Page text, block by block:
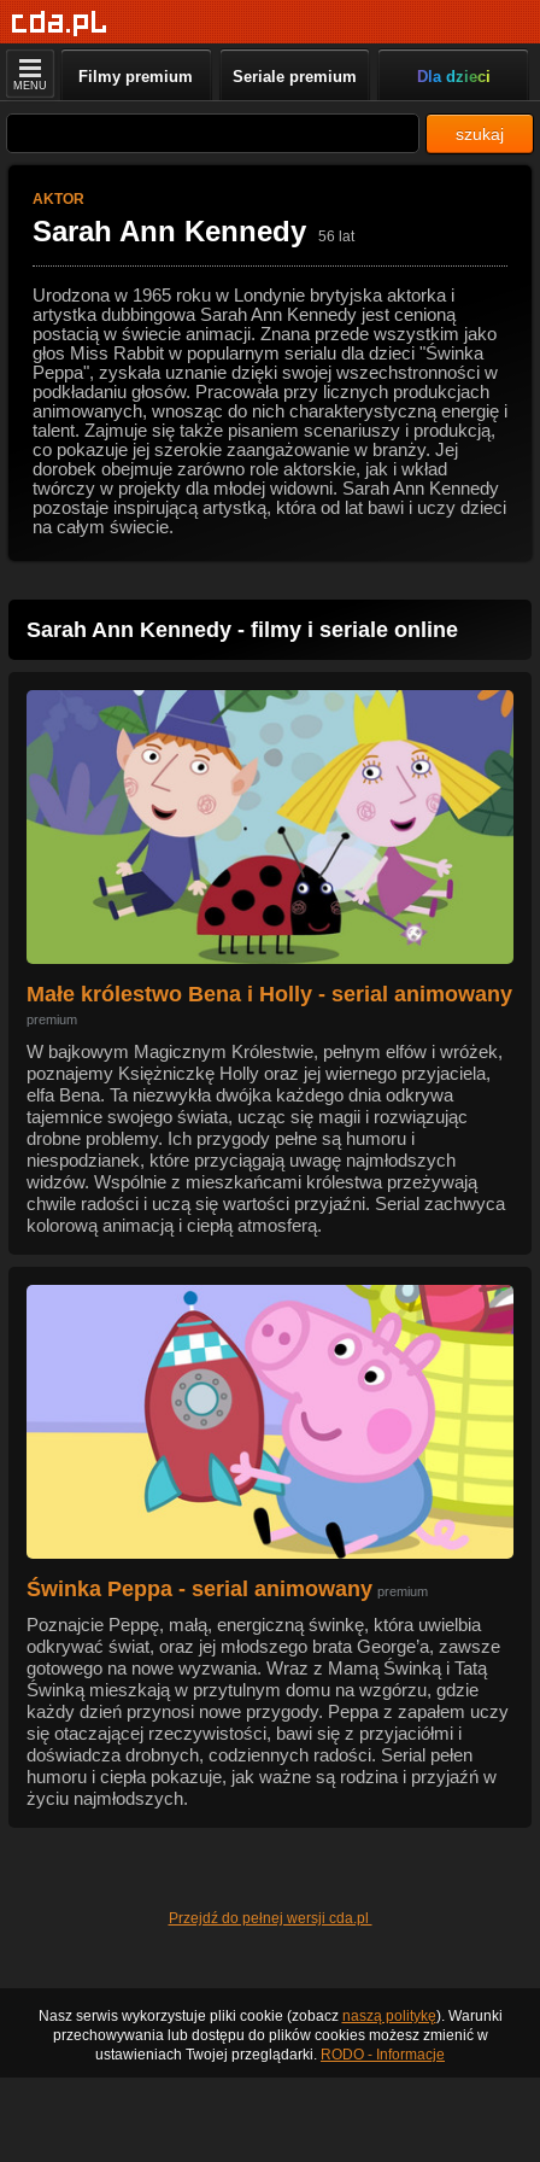
MENU Filmy premium Seriale premium Dla dzieci
szukaj
AKTOR
Sarah Ann Kennedy 56 lat
Urodzona w 1965 roku w Londynie brytyjska aktorka i
artystka dubbingowa Sarah Ann Kennedy jest cenioną
postacią w świecie animacji. Znana przede wszystkim jako
głos Miss Rabbit w popularnym serialu dla dzieci "Świnka
Peppa", zyskała uznanie dzięki swojej wszechstronności w
podkładaniu głosów. Pracowała przy licznych produkcjach
animowanych, wnosząc do nich charakterystyczną energię i
talent. Zajmuje się także pisaniem scenariuszy i produkcją,
co pokazuje jej szerokie zaangażowanie w branży. Jej
dorobek obejmuje zarówno role aktorskie, jak i wkład
twórczy w projekty dla młodej widowni. Sarah Ann Kennedy
pozostaje inspirującą artystką, która od lat bawi i uczy dzieci
na całym świecie.
Sarah Ann Kennedy - filmy i seriale online
Małe królestwo Bena i Holly - serial animowany
premium
W bajkowym Magicznym Królestwie, pełnym elfów i wróżek,
poznajemy Księżniczkę Holly oraz jej wiernego przyjaciela,
elfa Bena. Ta niezwykła dwójka każdego dnia odkrywa
tajemnice swojego świata, ucząc się magii i rozwiązując
drobne problemy. Ich przygody pełne są humoru i
niespodzianek, które przyciągają uwagę najmłodszych
widzów. Wspólnie z mieszkańcami królestwa przeżywają
chwile radości i uczą się wartości przyjaźni. Serial zachwyca
kolorową animacją i ciepłą atmosferą.
Świnka Peppa - serial animowany premium
Poznajcie Peppę, małą, energiczną świnkę, która uwielbia
odkrywać świat, oraz jej młodszego brata George’a, zawsze
gotowego na nowe wyzwania. Wraz z Mamą Świnką i Tatą
Świnką mieszkają w przytulnym domu na wzgórzu, gdzie
każdy dzień przynosi nowe przygody. Peppa z zapałem uczy
się otaczającej rzeczywistości, bawi się z przyjaciółmi i
doświadcza drobnych, codziennych radości. Serial pełen
humoru i ciepła pokazuje, jak ważne są rodzina i przyjaźń w
życiu najmłodszych.
Przejdź do pełnej wersji cda.pl
Nasz serwis wykorzystuje pliki cookie (zobacz naszą politykę). Warunki
przechowywania lub dostępu do plików cookies możesz zmienić w
ustawieniach Twojej przeglądarki. RODO - Informacje